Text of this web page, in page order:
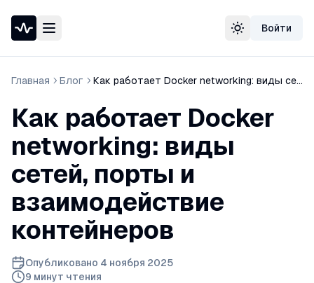
Проверка доступности сайта
Whois домена
Проверка порта
Проверка SSL-сертификата
Проверка в реестре РКН
Сменить тему
Войти
Главная Блог Как работает Docker networking: виды сетей, порты и взаимодействие контейнеров
Как работает Docker
networking: виды
сетей, порты и
взаимодействие
контейнеров
Опубликовано 4 ноября 2025
9 минут чтения